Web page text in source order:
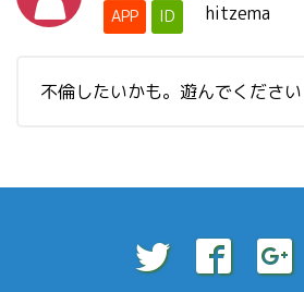
APP ID hitzema
不倫したいかも。遊んでください